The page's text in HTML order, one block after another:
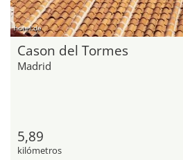
hotel.de
Cason del Tormes
Madrid
5,89
kilómetros